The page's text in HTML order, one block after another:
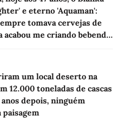
e eterno 'Aquaman':
tomava cervejas de
acabou me criando bebendo
um local deserto na
12.000 toneladas de cascas
depois, ninguém
paisagem